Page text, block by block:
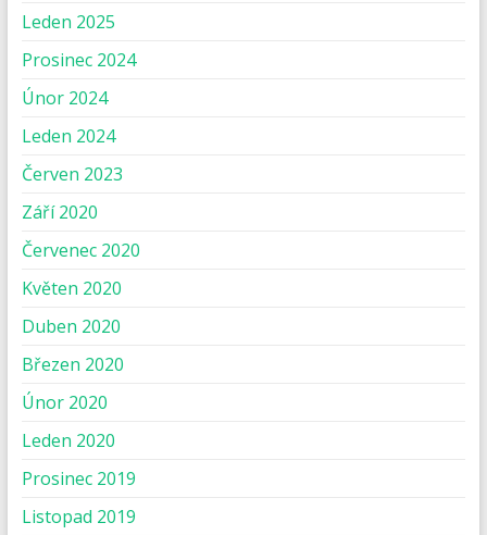
Leden 2025
Prosinec 2024
Únor 2024
Leden 2024
Červen 2023
Září 2020
Červenec 2020
Květen 2020
Duben 2020
Březen 2020
Únor 2020
Leden 2020
Prosinec 2019
Listopad 2019